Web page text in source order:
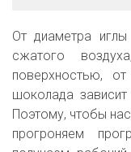
От диаметра иглы
сжатого
поверхностью,
шоколада
Поэтому, чтобы
прогроняем